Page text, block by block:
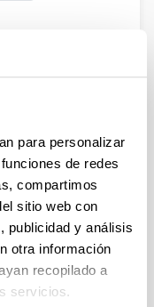
para personalizar
de redes
compartimos
sitio web con
publicidad y análisis
otra información
recopilado a
servicios.
Civitatum"
"Lecturas de la
poder II. La mujer
y fascismo: una
e Italia"
del País